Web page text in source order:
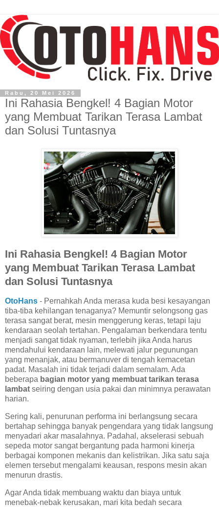
Rabu, 20 Mei 2026
Ini Rahasia Bengkel! 4 Bagian Motor
yang Membuat Tarikan Terasa Lambat
dan Solusi Tuntasnya
Ini Rahasia Bengkel! 4 Bagian Motor
yang Membuat Tarikan Terasa Lambat
dan Solusi Tuntasnya
OtoHans - Pernahkah Anda merasa kuda besi kesayangan
tiba-tiba kehilangan tenaganya? Memuntir selongsong gas
terasa sangat berat, mesin menggerung keras, tetapi laju
kendaraan seolah tertahan. Pengalaman berkendara tentu
menjadi sangat tidak nyaman, terlebih jika Anda harus
mendahului kendaraan lain, melewati jalur pegunungan
yang menanjak, atau bermanuver di tengah kemacetan
padat. Masalah ini tidak terjadi dalam semalam. Ada
beberapa bagian motor yang membuat tarikan terasa
lambat seiring dengan usia pakai dan minimnya perawatan
harian.
Sering kali, penurunan performa ini berlangsung secara
bertahap sehingga banyak pengendara yang tidak langsung
menyadari akar masalahnya. Padahal, akselerasi sebuah
sepeda motor sangat bergantung pada harmoni kinerja
berbagai komponen mekanis dan kelistrikan. Jika satu saja
elemen tersebut mengalami keausan, respons mesin akan
menurun drastis.
Agar Anda tidak membuang waktu dan biaya untuk
menebak-nebak kerusakan, mari kita bedah secara